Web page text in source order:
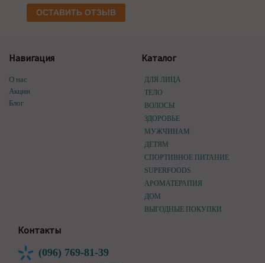
ОСТАВИТЬ ОТЗЫВ
Навигация
О нас
Акции
Блог
Каталог
ДЛЯ ЛИЦА
ТЕЛО
ВОЛОСЫ
ЗДОРОВЬЕ
МУЖЧИНАМ
ДЕТЯМ
СПОРТИВНОЕ ПИТАНИЕ
SUPERFOODS
АРОМАТЕРАПИЯ
ДОМ
ВЫГОДНЫЕ ПОКУПКИ
Контакты
(096) 769-81-39